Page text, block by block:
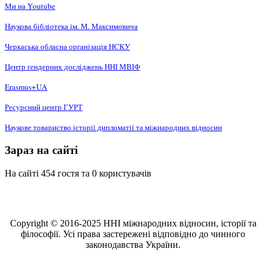
Ми на Youtube
Наукова бібліотека ім. М. Максимовича
Черкаська обласна організація НCКУ
Центр ґендерних досліджень ННІ МВІФ
Erasmus+UA
Ресурсний центр ГУРТ
Наукове товариство історії дипломатії та міжнародних відносин
Зараз на сайті
На сайті 454 гостя та 0 користувачів
Copyright © 2016-2025 ННІ міжнародних відносин, історії та
філософії. Усі права застережені відповідно до чинного
законодавства України.